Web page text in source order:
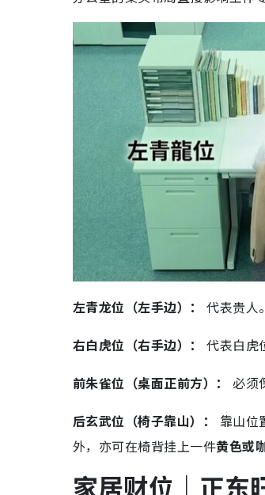
左青龙位（左手边）： 代表贵人
右白虎位（右手边）：
代表白虎
前朱雀位（桌面正前方）：
必须
后玄武位（椅子靠山）：
靠山位
外，亦可在椅背挂上一件黄色或
家居财位｜正东